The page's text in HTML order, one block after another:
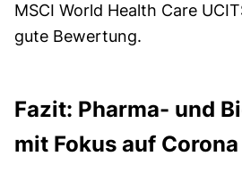
MSCI World Health Care
gute Bewertung.
Fazit: Pharma- und
mit Fokus auf Corona